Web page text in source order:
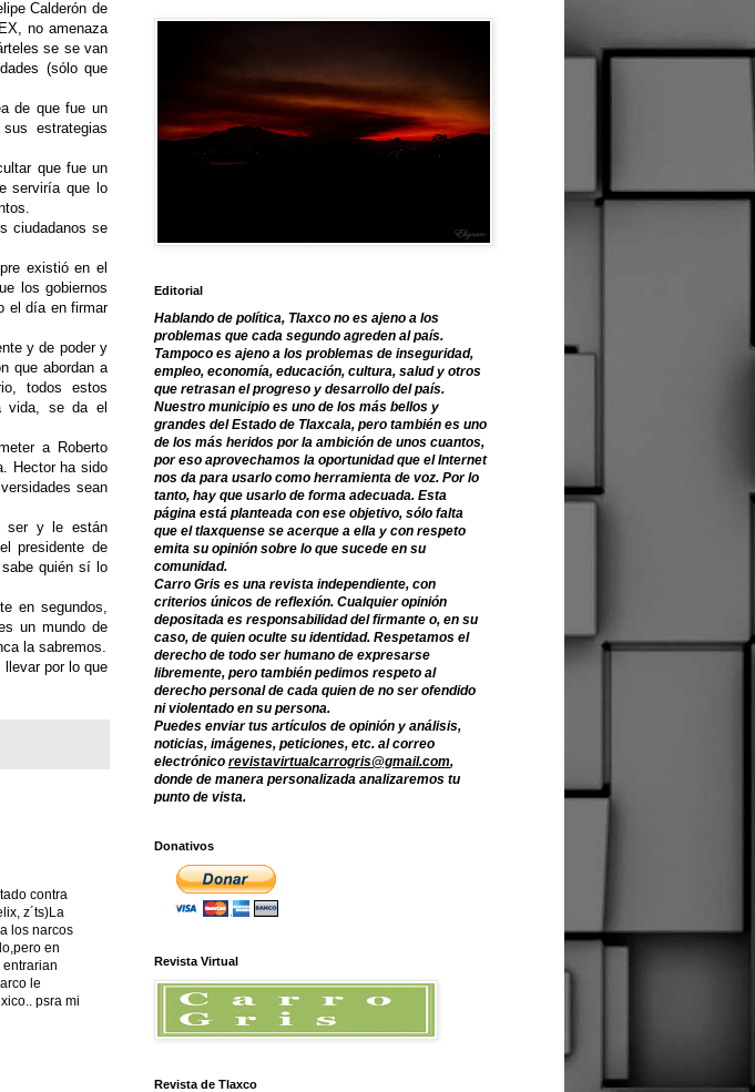
Calderón de
no amenaza
se se van
(sólo que
de que fue un
estrategias
que fue un
serviría que lo
ciudadanos se
existió en el
los gobiernos
el día en firmar
y de poder y
que abordan a
todos estos
vida, se da el
a Roberto
Hector ha sido
sean
ser y le están
presidente de
quién sí lo
en segundos,
un mundo de
la sabremos.
por lo que
contra
z´ts)La
los narcos
en
le
psra mi
Editorial
Hablando de política, Tlaxco no es ajeno a los
problemas que cada segundo agreden al país.
Tampoco es ajeno a los problemas de inseguridad,
empleo, economía, educación, cultura, salud y otros
que retrasan el progreso y desarrollo del país.
Nuestro municipio es uno de los más bellos y
grandes del Estado de Tlaxcala, pero también es uno
de los más heridos por la ambición de unos cuantos,
por eso aprovechamos la oportunidad que el Internet
nos da para usarlo como herramienta de voz. Por lo
tanto, hay que usarlo de forma adecuada. Esta
página está planteada con ese objetivo, sólo falta
que el tlaxquense se acerque a ella y con respeto
emita su opinión sobre lo que sucede en su
comunidad.
Carro Gris es una revista independiente, con
criterios únicos de reflexión. Cualquier opinión
depositada es responsabilidad del firmante o, en su
caso, de quien oculte su identidad. Respetamos el
derecho de todo ser humano de expresarse
libremente, pero también pedimos respeto al
derecho personal de cada quien de no ser ofendido
ni violentado en su persona.
Puedes enviar tus artículos de opinión y análisis,
noticias, imágenes, peticiones, etc. al correo
electrónico revistavirtualcarrogris@gmail.com,
donde de manera personalizada analizaremos tu
punto de vista.
Donativos
Revista Virtual
Revista de Tlaxco